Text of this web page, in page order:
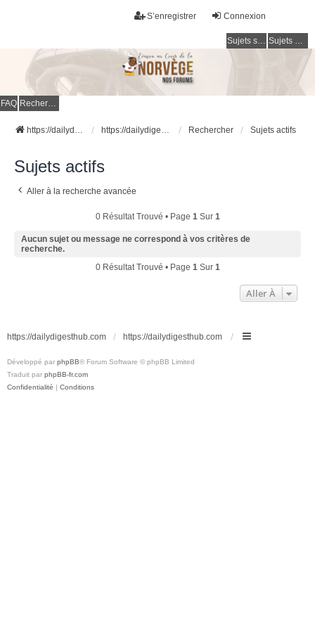
Connexion
S’enregistrer
Sujets sans réponse Sujets actifs
FAQ Rechercher
https://dailydigesthub.com https://dailydigesthub.com Rechercher Sujets actifs
Sujets actifs
Aller à la recherche avancée
0 Résultat Trouvé • Page 1Sur 1
Aucun sujet ou message ne correspond à vos critères de
recherche.
0 Résultat Trouvé • Page 1Sur 1
Aller À
https://dailydigesthub.com https://dailydigesthub.com
Développé par phpBB® Forum Software © phpBB Limited
Traduit par phpBB-fr.com
Confidentialité | Conditions